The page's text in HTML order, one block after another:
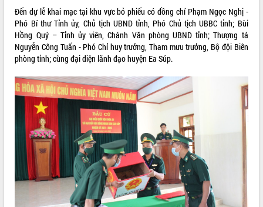
VIDEO
Đến dự lễ khai mạc tại khu vực bỏ phiếu có đồng chí Phạm Ngọc Nghị -
Phó Bí thư Tỉnh ủy, Chủ tịch UBND tỉnh, Phó Chủ tịch UBBC tỉnh; Bùi
Hồng Quý – Tỉnh ủy viên, Chánh Văn phòng UBND tỉnh; Thượng tá
Nguyễn Công Tuấn - Phó Chỉ huy trưởng, Tham mưu trưởng, Bộ đội Biên
phòng tỉnh; cùng đại diện lãnh đạo huyện Ea Súp.